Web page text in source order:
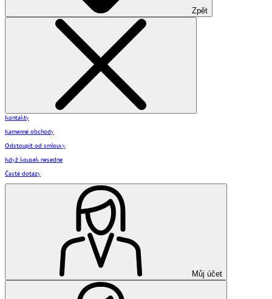
Zpět
Kontakty
Kamenné obchody
Odstoupit od smlouvy
Když kousek nesedne
Časté dotazy
Můj účet